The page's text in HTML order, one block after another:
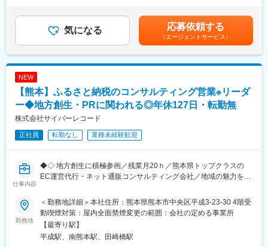
・各種販促ツールの企画・制作ディレクション
各クライアント様の持たれる事業課題に対し、コミュニケーショ
放送局と一緒に「子供職場体験企画」や「高校OBゴルフ大会」な
ど各種イベント運営やグループ会社の制作会社を中心とした映画
製作、上映プロモーションといったコンテンツビジネスなど幅広
既存7割。新規はお客様からの紹介や、放送局とのイベントでの協
【組織構成】
プロデュース部は20代～シニアまで幅広い年齢構成で運営され、
グループ企業との連携により大規模案件にも対応（3割）
└行政系（3割）、一般企業（4割）
営業：8名（40代５人、30代2人、20代1人）部長・課長・主任含
む
有＜給与補足＞■昇給：年1回■賞与：年2回（平均2.4ヶ月）賃金
はあくまでも目安の金額であり、選考を通じて上下する可能性が
あります。月給(月額)は固定手当を含めた表記です。
気になる 応募依頼する
（エージェントサービス）
NEW
【熊本】ふるさと納税のコンサルティング営業※リーダ
ー◆地方創生・PRに関われる◎年休127日・転勤無
株式会社サイバーレコード
正社員 転勤なし 業種未経験歓迎
仕事内容
◆◇ 地方創生に積極参画／残業月20ｈ／熊本県トップクラスの
EC運営代行・ネット通販コンサルティング会社／地域の魅力を全
■おすすめPOINT：
＼地方の価値をEコマースで創る！地域のPRやブランディングに
貢献！／
・地域の名産品や特産品を全国に発信し、自治体の魅力を広める
勤務地
＜勤務地詳細＞本社住所：熊本県熊本市中央区平成3-23-30 4階受
動喫煙対策：屋内全面禁煙変更の範囲：会社の定める事業所
【最寄り駅】
平成駅、南熊本駅、田崎橋駅